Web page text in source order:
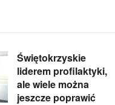
Świętokrzyskie
liderem profilaktyki,
ale wiele można
jeszcze poprawić